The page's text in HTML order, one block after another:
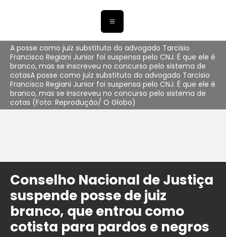
A posse como juiz substituto do advogado Tarcisio
Francisco Regiani Junior foi suspensa pelo CNJ. É que ele é
branco, mas se inscreveu no concurso pelo sistema de
cotasA posse como juiz substituto do advogado Tarcisio
Francisco Regiani Junior foi suspensa pelo CNJ. É que ele é
branco, mas se inscreveu no concurso pelo sistema de
cotas (Foto: Reprodução/ O Globo)
Conselho Nacional de Justiça
suspende posse de juiz
branco, que entrou como
cotista para pardos e negros